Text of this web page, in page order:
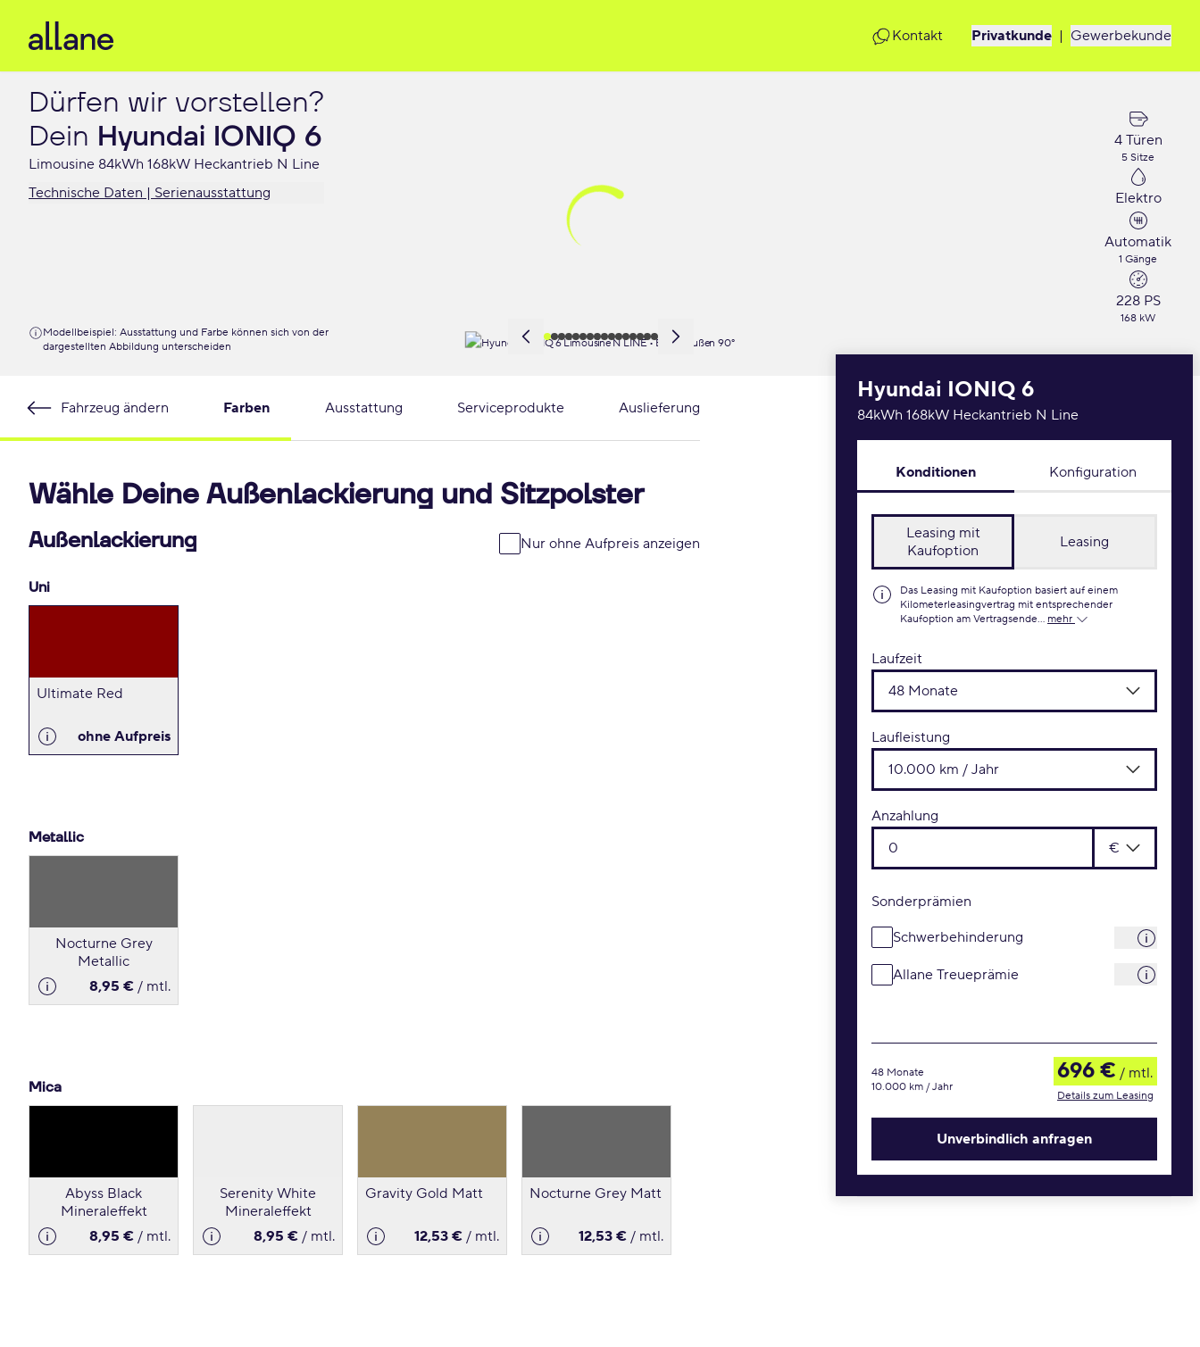
Kontakt Privatkunde | Gewerbekunde
Dürfen wir vorstellen?
Dein Hyundai IONIQ 6
Limousine 84kWh 168kW Heckantrieb N Line
Technische Daten | Serienausstattung
Modellbeispiel: Ausstattung und Farbe können sich von der
dargestellten Abbildung unterscheiden
4 Türen
5 Sitze
Elektro
Automatik
1 Gänge
228 PS
168 kW
Fahrzeug ändern Farben Ausstattung Serviceprodukte Auslieferung
Wähle Deine Außenlackierung und Sitzpolster
Außenlackierung Nur ohne Aufpreis anzeigen
Uni
Ultimate Red
ohne Aufpreis
Metallic
Nocturne Grey
Metallic
8,95 € / mtl.
Mica
Abyss Black
Mineraleffekt
8,95 € / mtl.
Serenity White
Mineraleffekt
8,95 € / mtl.
Gravity Gold Matt
12,53 € / mtl.
Nocturne Grey Matt
12,53 € / mtl.
Hyundai IONIQ 6
84kWh 168kW Heckantrieb N Line
Konditionen Konfiguration
Leasing mit
Kaufoption
Leasing
Das Leasing mit Kaufoption basiert auf einem
Kilometerleasingvertrag mit entsprechender
Kaufoption am Vertragsende... mehr
Laufzeit
48 Monate
Laufleistung
10.000 km / Jahr
Anzahlung
€
Sonderprämien
Schwerbehinderung
Allane Treueprämie
48 Monate
10.000 km / Jahr
696 € / mtl.
Details zum Leasing
Unverbindlich anfragen